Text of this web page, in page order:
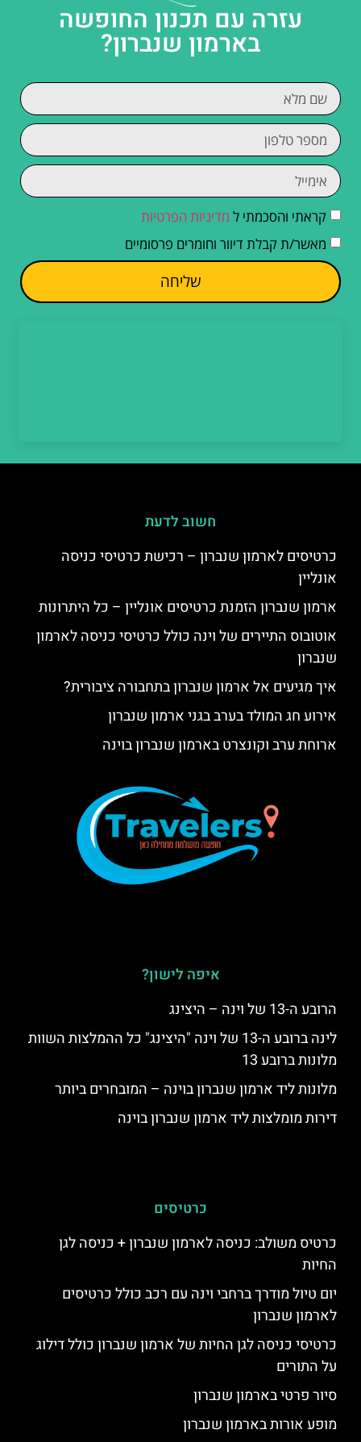
עזרה עם תכנון החופשה
בארמון שנברון?
קראתי והסכמתי ל מדיניות הפרטיות
מאשר/ת קבלת דיוור וחומרים פרסומיים
שליחה
חשוב לדעת
כרטיסים לארמון שנברון – רכישת כרטיסי כניסה
אונליין
ארמון שנברון הזמנת כרטיסים אונליין – כל היתרונות
אוטובוס התיירים של וינה כולל כרטיסי כניסה לארמון
שנברון
איך מגיעים אל ארמון שנברון בתחבורה ציבורית?
אירוע חג המולד בערב בגני ארמון שנברון
ארוחת ערב וקונצרט בארמון שנברון בוינה
איפה לישון?
הרובע ה-13 של וינה – היצינג
לינה ברובע ה-13 של וינה "היצינג" כל ההמלצות השוות
מלונות ברובע 13
מלונות ליד ארמון שנברון בוינה – המובחרים ביותר
דירות מומלצות ליד ארמון שנברון בוינה
כרטיסים
כרטיס משולב: כניסה לארמון שנברון + כניסה לגן
החיות
יום טיול מודרך ברחבי וינה עם רכב כולל כרטיסים
לארמון שנברון
כרטיסי כניסה לגן החיות של ארמון שנברון כולל דילוג
על התורים
סיור פרטי בארמון שנברון
מופע אורות בארמון שנברון